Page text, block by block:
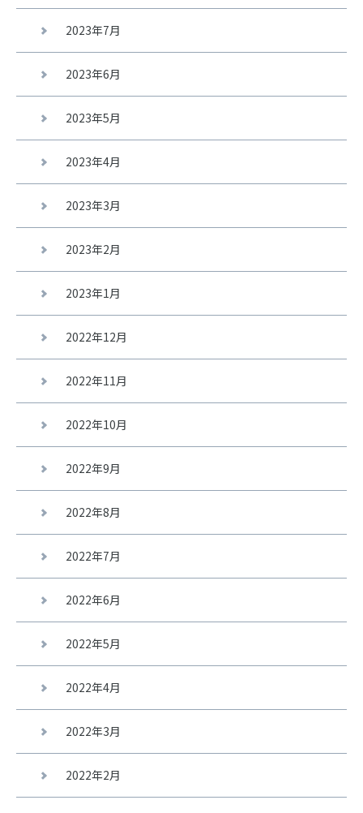
2023年7月
2023年6月
2023年5月
2023年4月
2023年3月
2023年2月
2023年1月
2022年12月
2022年11月
2022年10月
2022年9月
2022年8月
2022年7月
2022年6月
2022年5月
2022年4月
2022年3月
2022年2月